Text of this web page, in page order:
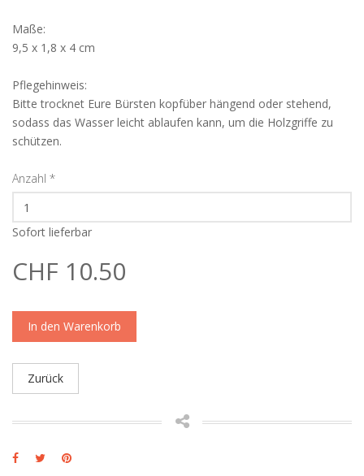
Maße:
9,5 x 1,8 x 4 cm
Pflegehinweis:
Bitte trocknet Eure Bürsten kopfüber hängend oder stehend,
sodass das Wasser leicht ablaufen kann, um die Holzgriffe zu
schützen.
Anzahl *
Sofort lieferbar
CHF 10.50
In den Warenkorb
Zurück